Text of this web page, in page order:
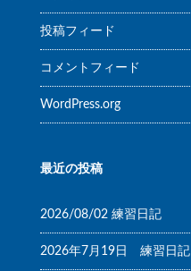
投稿フィード
コメントフィード
WordPress.org
最近の投稿
2026/08/02 練習日記
2026年7月19日 練習日記